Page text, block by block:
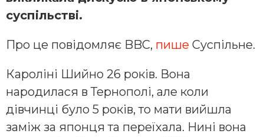
суспільстві.
Про це повідомляє BBC, пише Суспільне.
Кароліні Шийно 26 років. Вона
народилася в Тернополі, але коли
дівчинці було 5 років, то мати вийшла
заміж за японця та переїхала. Нині вона